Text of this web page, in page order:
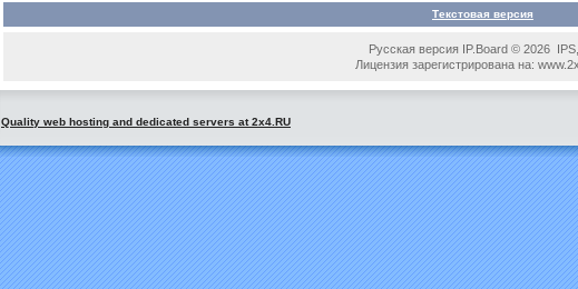
Текстовая версия
Русская версия IP.Board © 2026 IPS,
Лицензия зарегистрирована на:
Quality web hosting and dedicated servers at 2x4.RU